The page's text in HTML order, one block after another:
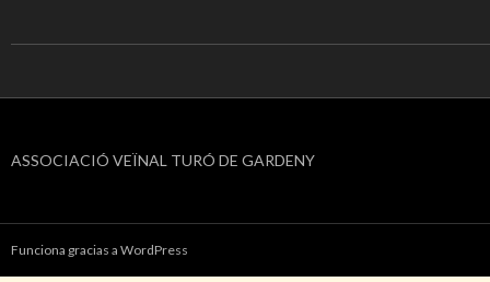
ASSOCIACIÓ VEÏNAL TURÓ DE GARDENY
Funciona gracias a WordPress